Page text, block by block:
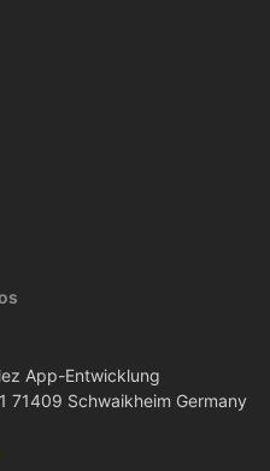
App-Entwicklung
71409 Schwaikheim Germany